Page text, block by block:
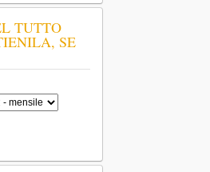
TUTTO
SE